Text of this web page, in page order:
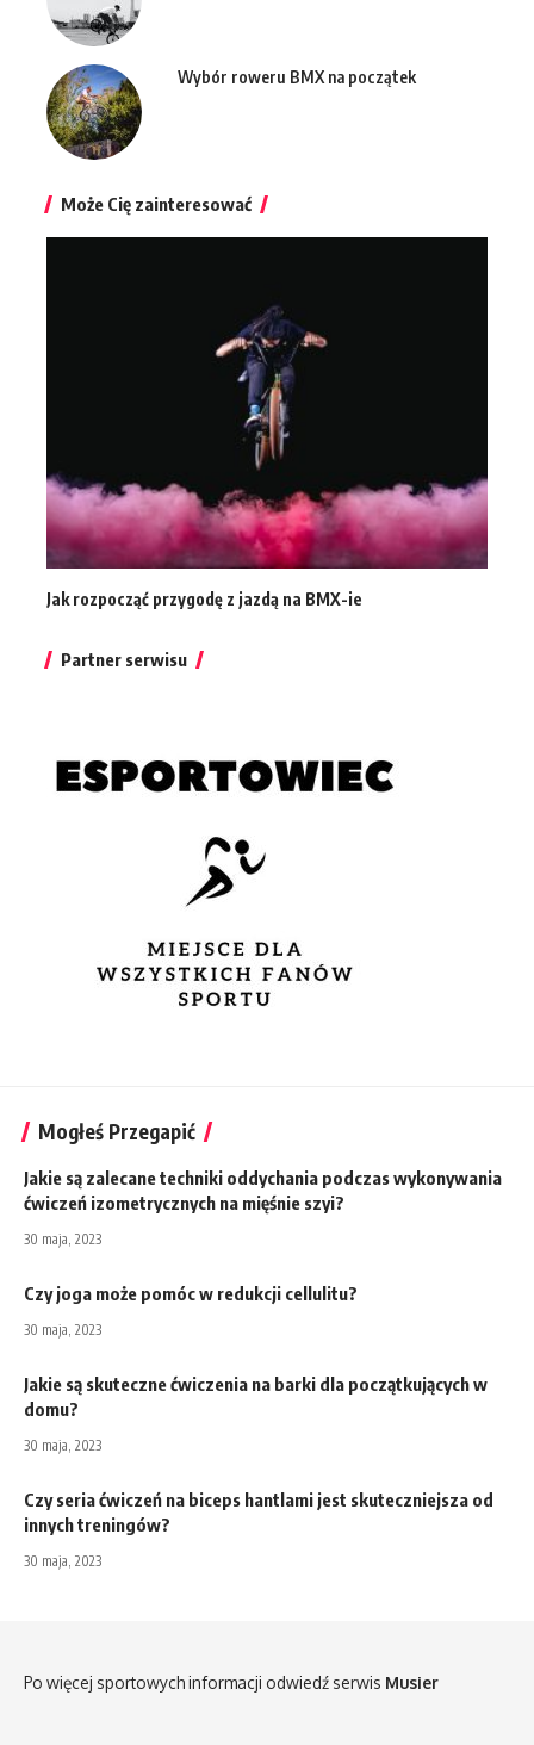
Wybór roweru BMX na początek
Może Cię zainteresować
Jak rozpocząć przygodę z jazdą na BMX-ie
Partner serwisu
Mogłeś Przegapić
Jakie są zalecane techniki oddychania podczas wykonywania
ćwiczeń izometrycznych na mięśnie szyi?
30 maja, 2023
Czy joga może pomóc w redukcji cellulitu?
30 maja, 2023
Jakie są skuteczne ćwiczenia na barki dla początkujących w
domu?
30 maja, 2023
Czy seria ćwiczeń na biceps hantlami jest skuteczniejsza od
innych treningów?
30 maja, 2023
Po więcej sportowych informacji odwiedź serwis Musier